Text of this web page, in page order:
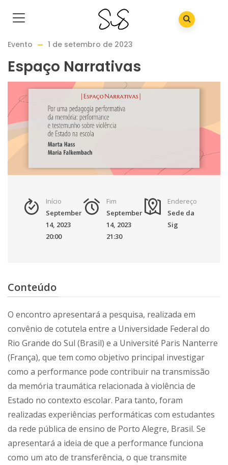
Evento 1 de setembro de 2023
Espaço Narrativas
Início
September
14, 2023
20:00
Fim
September
14, 2023
21:30
Endereço
Sede da
Sig
Conteúdo
O encontro apresentará a pesquisa, realizada em
convênio de cotutela entre a Universidade Federal do
Rio Grande do Sul (Brasil) e a Université Paris Nanterre
(França), que tem como objetivo principal investigar
como a performance pode contribuir na transmissão
da memória traumática relacionada à violência de
Estado no contexto escolar. Para tanto, foram
realizadas experiências performáticas com estudantes
da rede pública de ensino de Porto Alegre, Brasil. Se
apresentará a ideia de que a performance funciona
como um ato de transferência, o que transmite